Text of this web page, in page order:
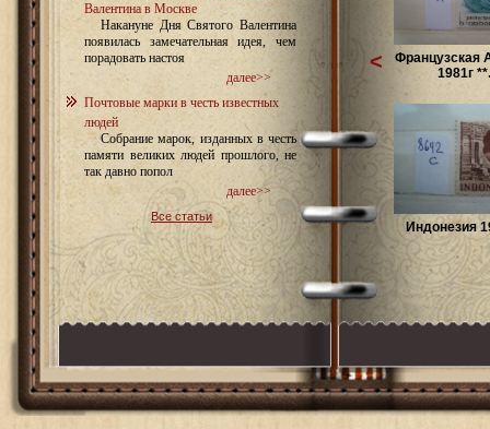
Валентина в Москве
Накануне Дня Святого Валентина
появилась замечательная идея, чем
порадовать настоя
далее>>
Почтовые марки в честь известных
людей
Собрание марок, изданных в честь
памяти великих людей прошлого, не
так давно попол
далее>>
Все статьи
Французская
1981г
Индонезия
<